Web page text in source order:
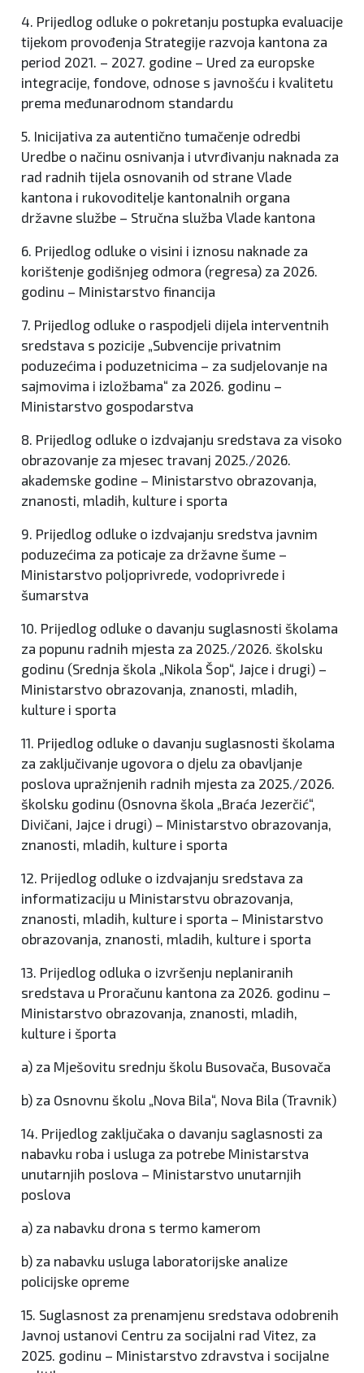
4. Prijedlog odluke o pokretanju postupka evaluacije
tijekom provođenja Strategije razvoja kantona za
period 2021. – 2027. godine – Ured za europske
integracije, fondove, odnose s javnošću i kvalitetu
prema međunarodnom standardu
5. Inicijativa za autentično tumačenje odredbi
Uredbe o načinu osnivanja i utvrđivanju naknada za
rad radnih tijela osnovanih od strane Vlade
kantona i rukovoditelje kantonalnih organa
državne službe – Stručna služba Vlade kantona
6. Prijedlog odluke o visini i iznosu naknade za
korištenje godišnjeg odmora (regresa) za 2026.
godinu – Ministarstvo financija
7. Prijedlog odluke o raspodjeli dijela interventnih
sredstava s pozicije „Subvencije privatnim
poduzećima i poduzetnicima – za sudjelovanje na
sajmovima i izložbama“ za 2026. godinu –
Ministarstvo gospodarstva
8. Prijedlog odluke o izdvajanju sredstava za visoko
obrazovanje za mjesec travanj 2025./2026.
akademske godine – Ministarstvo obrazovanja,
znanosti, mladih, kulture i sporta
9. Prijedlog odluke o izdvajanju sredstva javnim
poduzećima za poticaje za državne šume –
Ministarstvo poljoprivrede, vodoprivrede i
šumarstva
10. Prijedlog odluke o davanju suglasnosti školama
za popunu radnih mjesta za 2025./2026. školsku
godinu (Srednja škola „Nikola Šop“, Jajce i drugi) –
Ministarstvo obrazovanja, znanosti, mladih,
kulture i sporta
11. Prijedlog odluke o davanju suglasnosti školama
za zaključivanje ugovora o djelu za obavljanje
poslova upražnjenih radnih mjesta za 2025./2026.
školsku godinu (Osnovna škola „Braća Jezerčić“,
Divičani, Jajce i drugi) – Ministarstvo obrazovanja,
znanosti, mladih, kulture i sporta
12. Prijedlog odluke o izdvajanju sredstava za
informatizaciju u Ministarstvu obrazovanja,
znanosti, mladih, kulture i sporta – Ministarstvo
obrazovanja, znanosti, mladih, kulture i sporta
13. Prijedlog odluka o izvršenju neplaniranih
sredstava u Proračunu kantona za 2026. godinu –
Ministarstvo obrazovanja, znanosti, mladih,
kulture i športa
a) za Mješovitu srednju školu Busovača, Busovača
b) za Osnovnu školu „Nova Bila“, Nova Bila (Travnik)
14. Prijedlog zaključaka o davanju saglasnosti za
nabavku roba i usluga za potrebe Ministarstva
unutarnjih poslova – Ministarstvo unutarnjih
poslova
a) za nabavku drona s termo kamerom
b) za nabavku usluga laboratorijske analize
policijske opreme
15. Suglasnost za prenamjenu sredstava odobrenih
Javnoj ustanovi Centru za socijalni rad Vitez, za
2025. godinu – Ministarstvo zdravstva i socijalne